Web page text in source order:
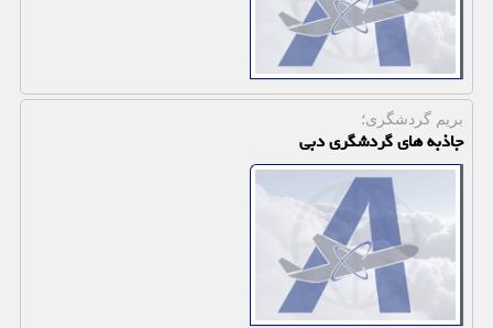
بریم گردشگری؛
جاذبه های گردشگری دبی